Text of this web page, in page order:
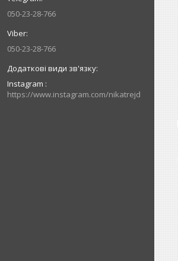
050-23-28-766
050-23-28-766
Instagram
https://www.instagram.com/nikatrejd